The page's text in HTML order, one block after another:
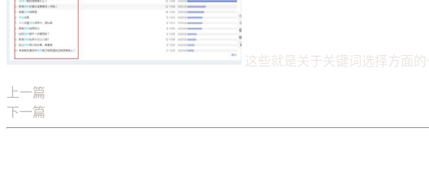
这些就是关于关键词选择方面
上一篇
下一篇